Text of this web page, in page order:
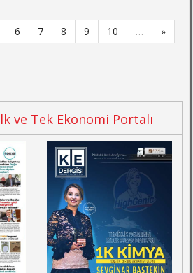
6 7 8 9 10 …
»
ve Tek Ekonomi Portalı